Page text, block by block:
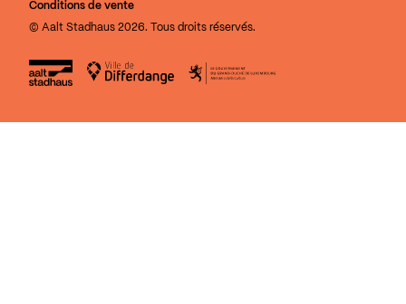
Conditions de vente
© Aalt Stadhaus 2026. Tous droits réservés.
Aalt StadhausVille de DifferdangeLe Gouvernement du Grand-